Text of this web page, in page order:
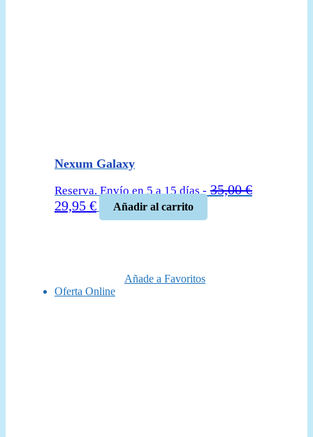
Nexum Galaxy
Reserva. Envío en 5 a 15 días - 35,00€
El
29,95 €El
precio
Añadir al carrito
Añade a Favoritos
Oferta Online